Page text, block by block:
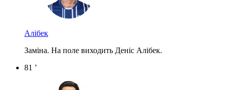
Алібек
Заміна. На поле виходить Деніс Алібек.
81 ’